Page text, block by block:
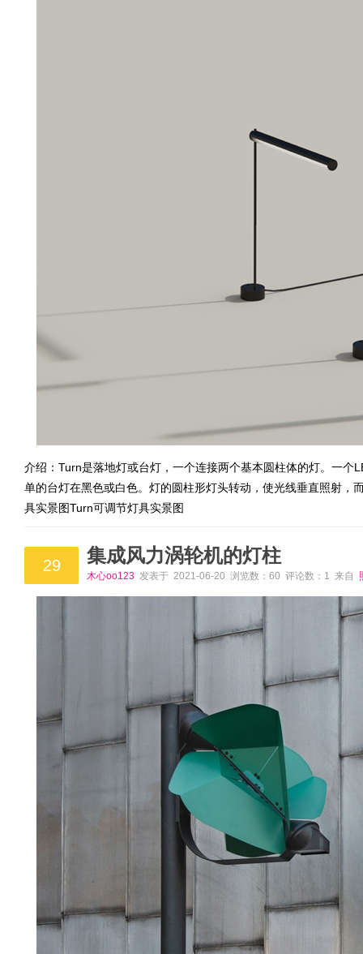
介绍：Turn是落地灯或台灯，一个连接两个基本圆柱体的灯。一
单的台灯在黑色或白色。灯的圆柱形灯头转动，使光线垂直照射，
具实景图Turn可调节灯具实景图
29 集成风力涡轮机的灯柱
木心oo123 发表于 2021-06-20 浏览数：60 评论数：1 来自